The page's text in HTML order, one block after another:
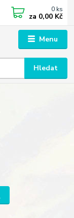
Menu
Hledat
0 ks
za 0,00 Kč